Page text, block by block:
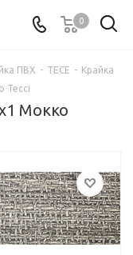
0
ПВХ - TECE - Крайка
Тессі
Мокко